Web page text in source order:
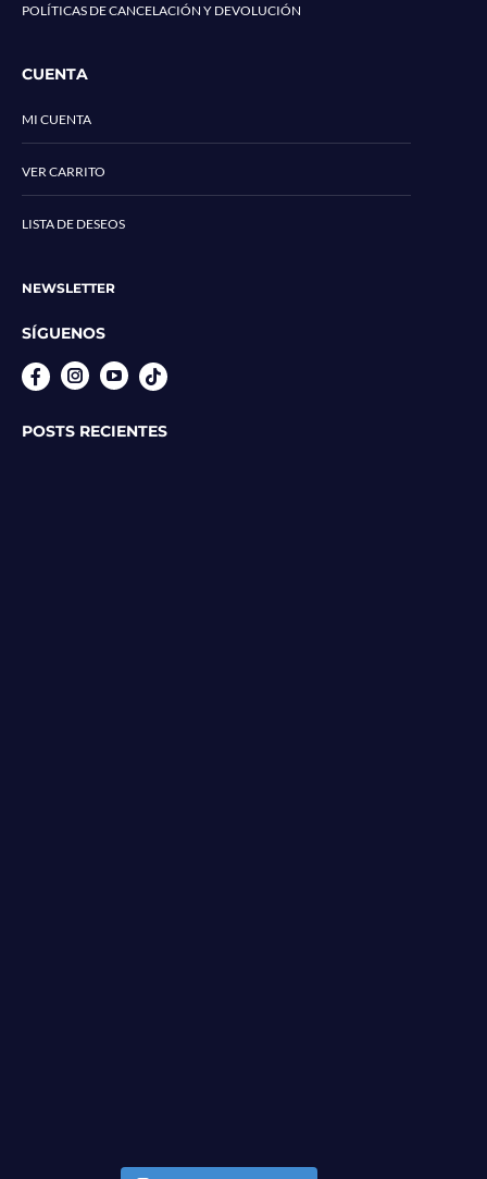
POLÍTICAS DE CANCELACIÓN Y DEVOLUCIÓN
CUENTA
MI CUENTA
VER CARRITO
LISTA DE DESEOS
NEWSLETTER
SÍGUENOS
InstagramYouTube
POSTS RECIENTES